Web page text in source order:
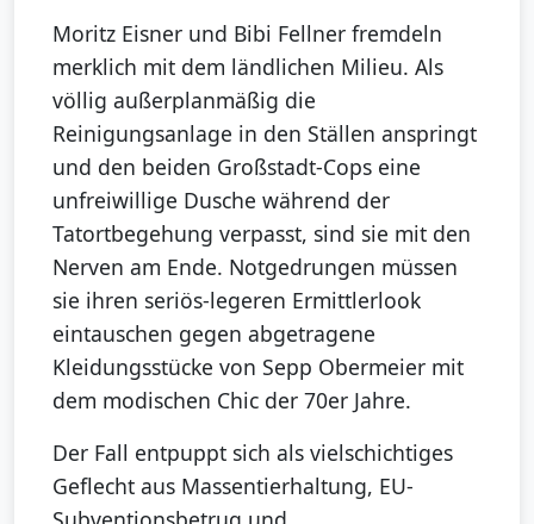
Moritz Eisner und Bibi Fellner fremdeln
merklich mit dem ländlichen Milieu. Als
völlig außerplanmäßig die
Reinigungsanlage in den Ställen anspringt
und den beiden Großstadt-Cops eine
unfreiwillige Dusche während der
Tatortbegehung verpasst, sind sie mit den
Nerven am Ende. Notgedrungen müssen
sie ihren seriös-legeren Ermittlerlook
eintauschen gegen abgetragene
Kleidungsstücke von Sepp Obermeier mit
dem modischen Chic der 70er Jahre.
Der Fall entpuppt sich als vielschichtiges
Geflecht aus Massentierhaltung, EU-